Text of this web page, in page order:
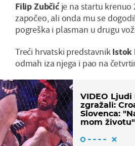
Filip Zubčićje na startu krenuo
započeo, ali onda mu se
pogreška i plasman u drugu
Treći hrvatski predstavnikIstok
odmah iza njega i pao na
VIDEO
zgražali:
Slovenca:
mom životu"